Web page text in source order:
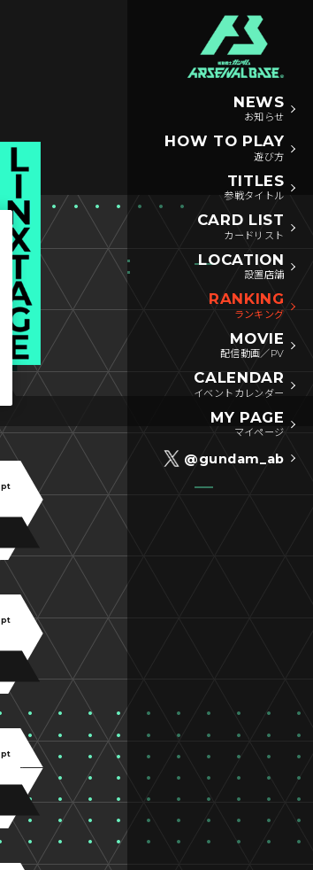
NEWS
お知らせ
HOW TO PLAY
遊び方
TITLES
参戦タイトル
CARD LIST
カードリスト
LOCATION
設置店舗
RANKING
ランキング
MOVIE
配信動画／PV
CALENDAR
イベントカレンダー
MY PAGE
マイページ
@gundam_ab
pt
pt
pt